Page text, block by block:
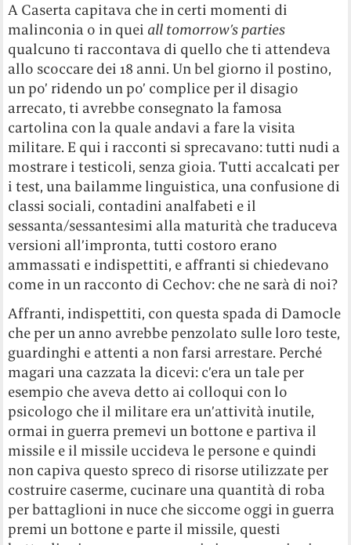
A Caserta capitava che in certi momenti di
malinconia o in quei all tomorrow’s parties
qualcuno ti raccontava di quello che ti attendeva
allo scoccare dei 18 anni. Un bel giorno il postino,
un po’ ridendo un po’ complice per il disagio
arrecato, ti avrebbe consegnato la famosa
cartolina con la quale andavi a fare la visita
militare. E qui i racconti si sprecavano: tutti nudi a
mostrare i testicoli, senza gioia. Tutti accalcati per
i test, una bailamme linguistica, una confusione di
classi sociali, contadini analfabeti e il
sessanta/sessantesimi alla maturità che traduceva
versioni all’impronta, tutti costoro erano
ammassati e indispettiti, e affranti si chiedevano
come in un racconto di Cechov: che ne sarà di noi?
Affranti, indispettiti, con questa spada di Damocle
che per un anno avrebbe penzolato sulle loro teste,
guardinghi e attenti a non farsi arrestare. Perché
magari una cazzata la dicevi: c’era un tale per
esempio che aveva detto ai colloqui con lo
psicologo che il militare era un’attività inutile,
ormai in guerra premevi un bottone e partiva il
missile e il missile uccideva le persone e quindi
non capiva questo spreco di risorse utilizzate per
costruire caserme, cucinare una quantità di roba
per battaglioni in nuce che siccome oggi in guerra
premi un bottone e parte il missile, questi